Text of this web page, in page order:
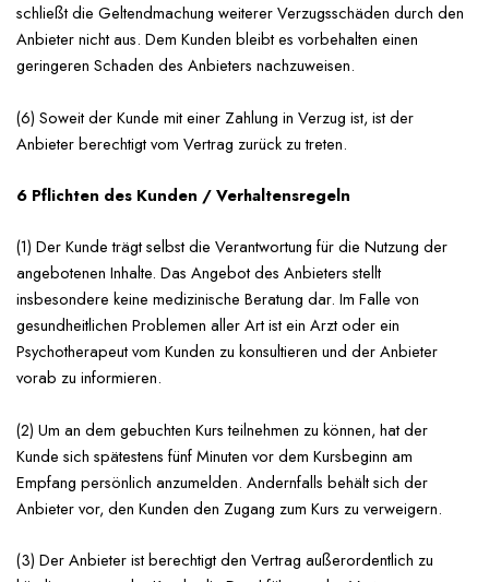
schließt die Geltendmachung weiterer Verzugsschäden durch den
Anbieter nicht aus. Dem Kunden bleibt es vorbehalten einen
geringeren Schaden des Anbieters nachzuweisen.
(6) Soweit der Kunde mit einer Zahlung in Verzug ist, ist der
Anbieter berechtigt vom Vertrag zurück zu treten.
6 Pflichten des Kunden / Verhaltensregeln
(1) Der Kunde trägt selbst die Verantwortung für die Nutzung der
angebotenen Inhalte. Das Angebot des Anbieters stellt
insbesondere keine medizinische Beratung dar. Im Falle von
gesundheitlichen Problemen aller Art ist ein Arzt oder ein
Psychotherapeut vom Kunden zu konsultieren und der Anbieter
vorab zu informieren.
(2) Um an dem gebuchten Kurs teilnehmen zu können, hat der
Kunde sich spätestens fünf Minuten vor dem Kursbeginn am
Empfang persönlich anzumelden. Andernfalls behält sich der
Anbieter vor, den Kunden den Zugang zum Kurs zu verweigern.
(3) Der Anbieter ist berechtigt den Vertrag außerordentlich zu